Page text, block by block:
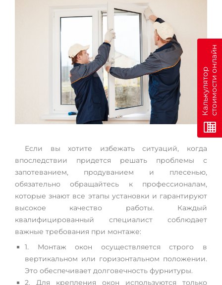
Если вы хотите избежать ситуаций, когда
впоследствии придется решать проблемы с
запотеванием, продуванием и плесенью,
обязательно обращайтесь к профессионалам,
которые знают все этапы установки и гарантируют
высокое качество работы. Каждый
квалифицированный специалист соблюдает
важные требования при монтаже:
1. Монтаж окон осуществляется строго в
вертикальном или горизонтальном положении.
Это обеспечивает долговечность фурнитуры.
2. Для крепления окон используются только
К
а
л
ь
к
у
л
я
т
о
р
с
т
о
и
м
о
с
т
и
о
н
л
а
йн